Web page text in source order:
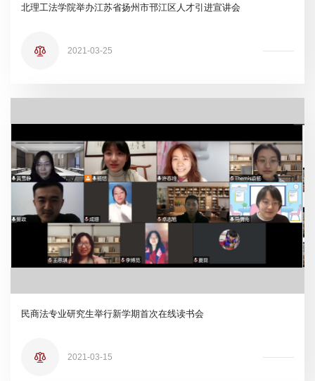
北理工法学院举办江苏省扬州市邗江区人才引进宣讲会
2021-03-25
民商法专业研究生举行新学期首次在线读书会
2021-03-15